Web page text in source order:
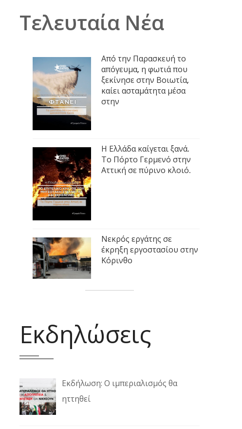
Τελευταία Νέα
Από την Παρασκευή το
απόγευμα, η φωτιά που
ξεκίνησε στην Βοιωτία,
καίει ασταμάτητα μέσα
στην
Η Ελλάδα καίγεται ξανά.
Το Πόρτο Γερμενό στην
Αττική σε πύρινο κλοιό.
Νεκρός εργάτης σε
έκρηξη εργοστασίου στην
Κόρινθο
Εκδηλώσεις
Εκδήλωση: Ο ιμπεριαλισμός θα
ηττηθεί